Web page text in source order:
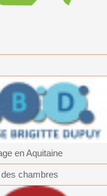
en Aquitaine
chambres